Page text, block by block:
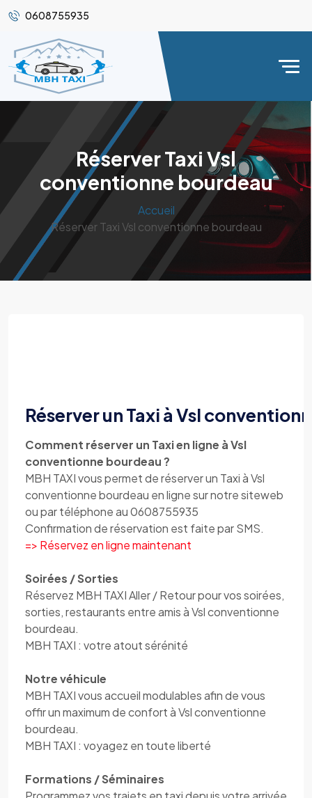
0608755935
Réserver Taxi Vsl
conventionne bourdeau
Accueil
Réserver Taxi Vsl conventionne bourdeau
Réserver un Taxi à Vsl
Comment réserver un Taxi en ligne à Vsl
conventionne bourdeau ?
MBH TAXI vous permet de réserver un Taxi à Vsl
conventionne bourdeau en ligne sur notre siteweb
ou par téléphone au 0608755935
Confirmation de réservation est faite par SMS.
=> Réservez en ligne maintenant
Soirées / Sorties
Réservez MBH TAXI Aller / Retour pour vos soirées,
sorties, restaurants entre amis à Vsl conventionne
bourdeau.
MBH TAXI : votre atout sérénité
Notre véhicule
MBH TAXI vous accueil modulables afin de vous
offir un maximum de confort à Vsl conventionne
bourdeau.
MBH TAXI : voyagez en toute liberté
Formations / Séminaires